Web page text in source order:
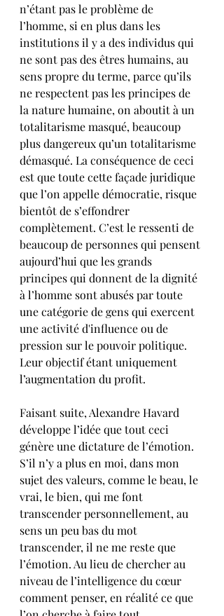
n’étant pas le problème de
l’homme, si en plus dans les
institutions il y a des individus qui
ne sont pas des êtres humains, au
sens propre du terme, parce qu’ils
ne respectent pas les principes de
la nature humaine, on aboutit à un
totalitarisme masqué, beaucoup
plus dangereux qu’un totalitarisme
démasqué. La conséquence de ceci
est que toute cette façade juridique
que l’on appelle démocratie, risque
bientôt de s’effondrer
complètement. C’est le ressenti de
beaucoup de personnes qui pensent
aujourd’hui que les grands
principes qui donnent de la dignité
à l’homme sont abusés par toute
une catégorie de gens qui exercent
une activité d'influence ou de
pression sur le pouvoir politique.
Leur objectif étant uniquement
l’augmentation du profit.
Faisant suite, Alexandre Havard
développe l’idée que tout ceci
génère une dictature de l’émotion.
S’il n’y a plus en moi, dans mon
sujet des valeurs, comme le beau, le
vrai, le bien, qui me font
transcender personnellement, au
sens un peu bas du mot
transcender, il ne me reste que
l’émotion. Au lieu de chercher au
niveau de l’intelligence du cœur
comment penser, en réalité ce que